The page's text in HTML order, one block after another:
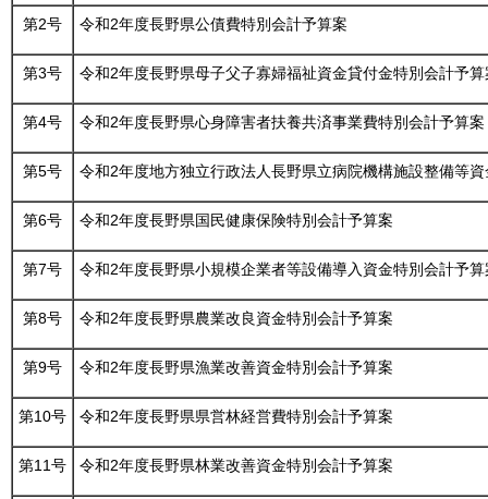
第2号 令和2年度長野県公債費特別会計予算案
第3号 令和2年度長野県母子父子寡婦福祉資金貸付金特別会計予算
第4号 令和2年度長野県心身障害者扶養共済事業費特別会計予算案
第5号 令和2年度地方独立行政法人長野県立病院機構施設整備等
第6号 令和2年度長野県国民健康保険特別会計予算案
第7号 令和2年度長野県小規模企業者等設備導入資金特別会計予算
第8号 令和2年度長野県農業改良資金特別会計予算案
第9号 令和2年度長野県漁業改善資金特別会計予算案
第10号 令和2年度長野県県営林経営費特別会計予算案
第11号 令和2年度長野県林業改善資金特別会計予算案